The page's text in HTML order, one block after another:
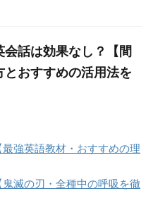
会話は効果なし？【間
とおすすめの活用法を
強英語教材・おすすめの理
滅の刃・全種中の呼吸を徹